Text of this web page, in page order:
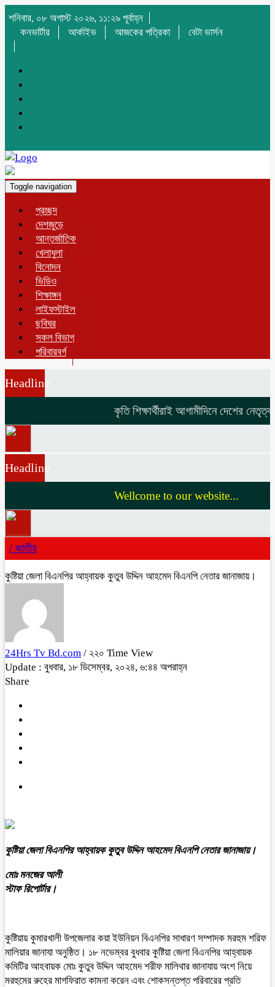
শনিবার, ০৮ অগাস্ট ২০২৬, ১১:২৯ পূর্বাহ্ন
কনভার্টার
আর্কাইভ আজকের পত্রিকা বেটা ভার্সন
Toggle navigation
প্রচ্ছদ
দেশজুড়ে
আন্তর্জাতিক
খেলাধুলা
বিনোদন
ভিডিও
শিক্ষাঙ্গন
লাইফস্টাইল
ছবিঘর
সকল বিভাগ
পরিবারবর্গ
Headline
কৃতি শিক্ষার্থীরাই আগামীদিনে দেশের নেতৃত্ব
Headline
Wellcome to our website...
/ জাতীয়
কুষ্টিয়া জেলা বিএনপির আহ্বায়ক কুতুব উদ্দিন আহমেদ বিএনপি নেতার জানাজায়।
24Hrs Tv Bd.com / ২২০ Time View
Update : বুধবার, ১৮ ডিসেম্বর, ২০২৪, ৬:৪৪ অপরাহ্ন
Share
কুষ্টিয়া জেলা বিএনপির আহ্বায়ক কুতুব উদ্দিন আহমেদ বিএনপি নেতার জানাজায়।
মোঃ মনজের আলী
স্টাফ রিপোর্টার।
কুষ্টিয়ায় কুমারখালী উপজেলার কয়া ইউনিয়ন বিএনপির সাধারণ সম্পাদক মরহুম শরিফ
মালিয়ার জানাযা অনুষ্ঠিত। ১৮ নভেম্বর বুধবার কুষ্টিয়া জেলা বিএনপির আহ্বায়ক
কমিটির আহবায়ক মোঃ কুতুব উদ্দিন আহমেদ শরীফ মালিথার জানাযায় অংশ নিয়ে
মরহুমের রুহের মাগফিরাত কামনা করেন এবং শোকসন্তপ্ত পরিবারের প্রতি